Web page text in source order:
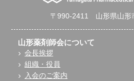
〒990-2411 山形県山形
山形薬剤師会について
会長挨拶
組織・役員
入会のご案内